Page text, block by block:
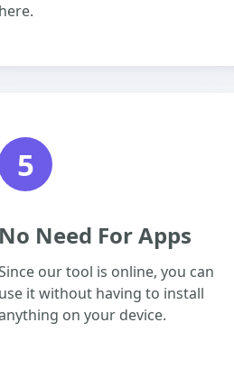
here.
5
No Need For Apps
our tool is online, you can
use it without having to install
on your device.